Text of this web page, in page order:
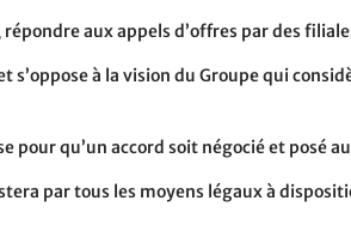
répondre aux appels d’offres par des
s’oppose à la vision du Groupe qui
pour qu’un accord soit négocié et posé
par tous les moyens légaux à